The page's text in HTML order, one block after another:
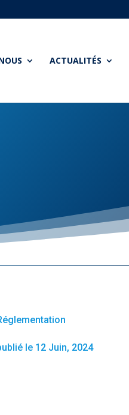
ACTUALITÉS
le 12 Juin, 2024